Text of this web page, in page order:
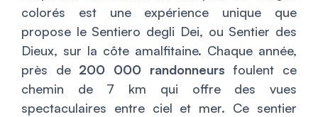
colorés est une expérience unique que
propose le Sentiero degli Dei, ou Sentier des
Dieux, sur la côte amalfitaine. Chaque année,
près de 200 000 randonneurs foulent ce
chemin de 7 km qui offre des vues
spectaculaires entre ciel et mer. Ce sentier